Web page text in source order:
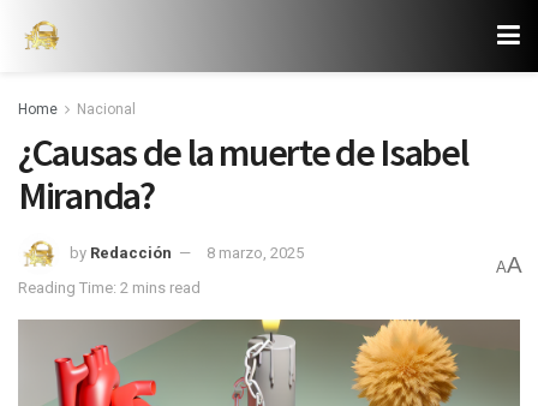
Home Nacional
¿Causas de la muerte de Isabel
Miranda?
by Redacción
8 marzo, 2025
Reading Time: 2 mins read
AA